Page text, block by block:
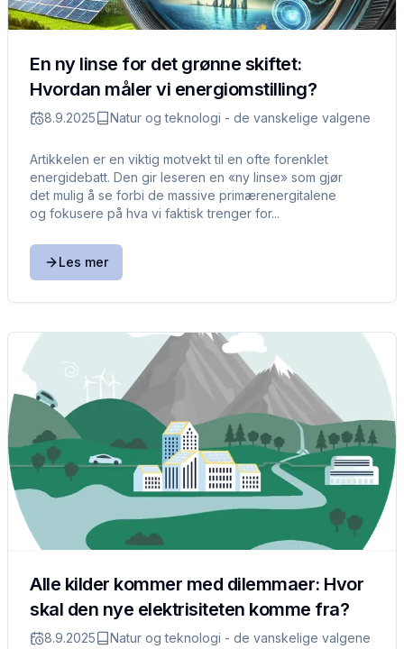
En ny linse for det grønne skiftet:
Hvordan måler vi energiomstilling?
8.9.2025 Natur og teknologi - de vanskelige valgene
Artikkelen er en viktig motvekt til en ofte forenklet
energidebatt. Den gir leseren en «ny linse» som gjør
det mulig å se forbi de massive primærenergitalene
og fokusere på hva vi faktisk trenger for...
Les mer
Alle kilder kommer med dilemmaer: Hvor
skal den nye elektrisiteten komme fra?
8.9.2025 Natur og teknologi - de vanskelige valgene